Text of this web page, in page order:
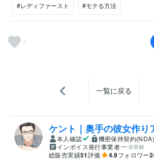
#レディファースト #モテる方法
7
一覧に戻る
ケント｜奥手の彼女作り
本人確認
機密保持契約(NDA)
インボイス発行事業者
未登録
総販売実績51評価 4.9フォロワー